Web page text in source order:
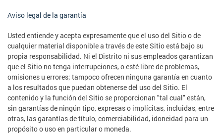
Aviso legal de la garantía
Usted entiende y acepta expresamente que el uso del Sitio o de
cualquier material disponible a través de este Sitio está bajo su
propia responsabilidad. Ni el Distrito ni sus empleados garantizan
que el Sitio no tenga interrupciones, o esté libre de problemas,
omisiones u errores; tampoco ofrecen ninguna garantía en cuanto
a los resultados que puedan obtenerse del uso del Sitio. El
contenido y la función del Sitio se proporcionan "tal cual" están,
sin garantías de ningún tipo, expresas o implícitas, incluidas, entre
otras, las garantías de título, comerciabilidad, idoneidad para un
propósito o uso en particular o moneda.